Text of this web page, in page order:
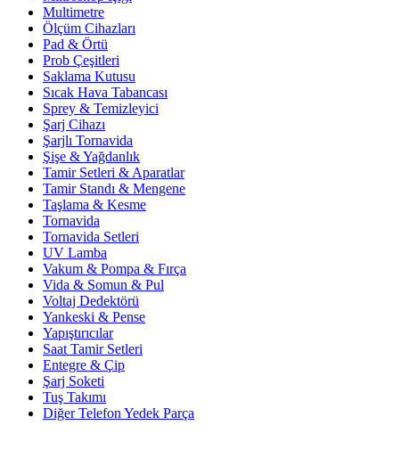
Multimetre
Ölçüm Cihazları
Pad & Örtü
Prob Çeşitleri
Saklama Kutusu
Sıcak Hava Tabancası
Sprey & Temizleyici
Şarj Cihazı
Şarjlı Tornavida
Şişe & Yağdanlık
Tamir Setleri & Aparatlar
Tamir Standı & Mengene
Taşlama & Kesme
Tornavida
Tornavida Setleri
UV Lamba
Vakum & Pompa & Fırça
Vida & Somun & Pul
Voltaj Dedektörü
Yankeski & Pense
Yapıştırıcılar
Saat Tamir Setleri
Entegre & Çip
Şarj Soketi
Tuş Takımı
Diğer Telefon Yedek Parça